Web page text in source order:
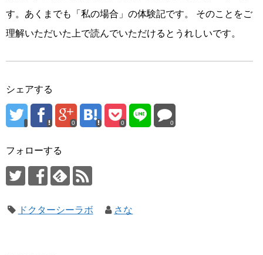
す。あくまでも「私の場合」の体験記です。 そのことをご
理解いただいた上で読んでいただけるとうれしいです。
シェアする
0 0 0
フォローする
ドクターシーラボ さな